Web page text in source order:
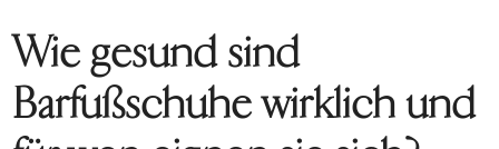
Wie gesund sind
Barfußschuhe wirklich und